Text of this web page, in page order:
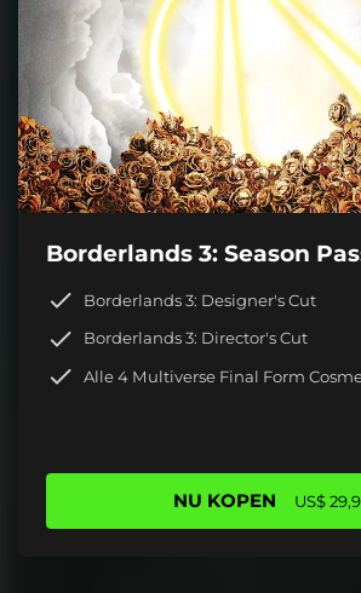
Borderlands 3: Season
Borderlands 3: Designer's Cut
Borderlands 3: Director's Cut
Alle 4 Multiverse Final Form
NU KOPEN US$